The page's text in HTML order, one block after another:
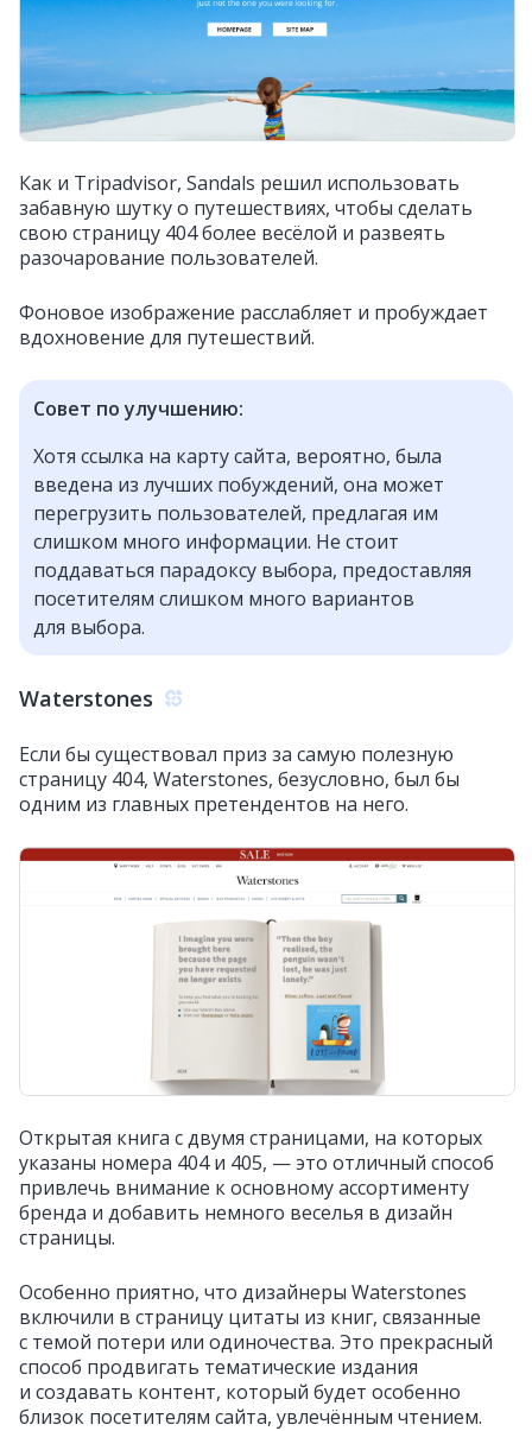
Как и Tripadvisor, Sandals решил использовать
забавную шутку о путешествиях, чтобы сделать
свою страницу 404 более весёлой и развеять
разочарование пользователей.
Фоновое изображение расслабляет и пробуждает
вдохновение для путешествий.
Совет по улучшению:
Хотя ссылка на карту сайта, вероятно, была
введена из лучших побуждений, она может
перегрузить пользователей, предлагая им
слишком много информации. Не стоит
поддаваться парадоксу выбора, предоставляя
посетителям слишком много вариантов
для выбора.
Waterstones
Если бы существовал приз за самую полезную
страницу 404, Waterstones, безусловно, был бы
одним из главных претендентов на него.
Открытая книга с двумя страницами, на которых
указаны номера 404 и 405, — это отличный способ
привлечь внимание к основному ассортименту
бренда и добавить немного веселья в дизайн
страницы.
Особенно приятно, что дизайнеры Waterstones
включили в страницу цитаты из книг, связанные
с темой потери или одиночества. Это прекрасный
способ продвигать тематические издания
и создавать контент, который будет особенно
близок посетителям сайта, увлечённым чтением.